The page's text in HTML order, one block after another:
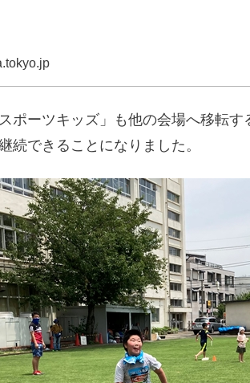
ポーツキッズ」も他の会場へ移転
続できることになりました。